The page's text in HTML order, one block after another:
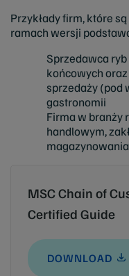
Przykłady firm, które
ramach wersji
Sprzedawca
końcowych
sprzedaży (pod
gastronomii
Firma w branży
handlowym,
magazynowania
MSC Chain of
Certified Guide
DOWNLOAD